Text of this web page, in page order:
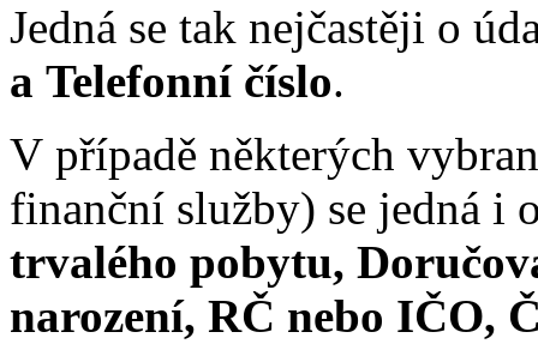
Jedná se tak nejčastěji o
a Telefonní číslo.
V případě některých
finanční služby) se jedná i
trvalého pobytu,
narození, RČ nebo IČO,